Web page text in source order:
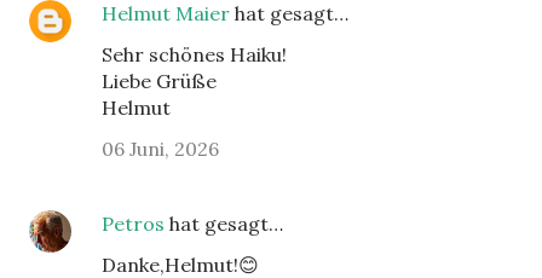
Helmut Maier hat gesagt…
Sehr schönes Haiku!
Liebe Grüße
Helmut
06 Juni, 2026
Petros hat gesagt…
Danke,Helmut!😊